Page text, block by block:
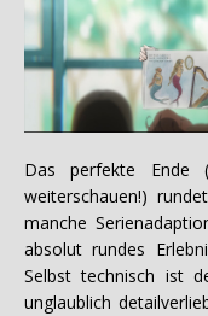
Das perfekte Ende
weiterschauen!)
manche
absolut rundes
Selbst technisch ist
unglaublich